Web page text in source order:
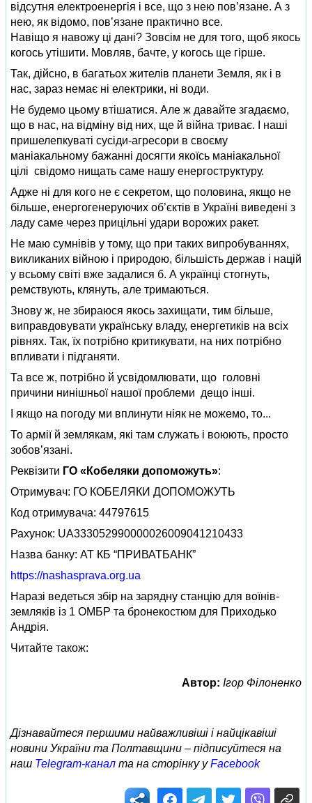
відсутня електроенергія і все, що з нею пов’язане. А з
нею, як відомо, пов’язане практично все.
Навіщо я навожу ці дані? Зовсім не для того, щоб якось
когось утішити. Мовляв, бачте, у когось ще гірше.
Так, дійсно, в багатьох жителів планети Земля, як і в
нас, зараз немає ні електрики, ні води.
Не будемо цьому втішатися. Але ж давайте згадаємо,
що в нас, на відміну від них, ще й війна триває. І наші
пришелепкуваті сусіди-агресори в своєму
маніакальному бажанні досягти якоїсь маніакальної
цілі свідомо нищать саме нашу енергоструктуру.
Адже ні для кого не є секретом, що половина, якщо не
більше, енергогенеруючих об’єктів в Україні виведені з
ладу саме через прицільні удари ворожих ракет.
Не маю сумнівів у тому, що при таких випробуваннях,
викликаних війною і природою, більшість держав і націй
у всьому світі вже задалися б. А українці стогнуть,
ремствують, клянуть, але тримаються.
Знову ж, не збираюся якось захищати, тим більше,
виправдовувати українську владу, енергетиків на всіх
рівнях. Так, їх потрібно критикувати, на них потрібно
впливати і підганяти.
Та все ж, потрібно й усвідомлювати, що головні
причини нинішньої нашої проблеми дещо інші.
І якщо на погоду ми вплинути ніяк не можемо, то...
То армії й землякам, які там служать і воюють, просто
зобов’язані.
Реквізити ГО «Кобеляки допоможуть»:
Отримувач: ГО КОБЕЛЯКИ ДОПОМОЖУТЬ
Код отримувача: 44797615
Рахунок: UA333052990000026009041210433
Назва банку: АТ КБ “ПРИВАТБАНК”
https://nashasprava.org.ua
Наразі ведеться збір на зарядну станцію для воїнів-
земляків із 1 ОМБР та бронекостюм для Приходько
Андрія.
Читайте також:
Автор: Ігор Філоненко
Дізнавайтеся першими найважливіші і найцікавіші
новини України та Полтавщини – підписуйтеся на
наш Telegram-канал та на сторінку уFacebook